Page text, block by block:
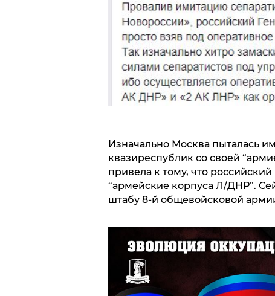
Изначально Москва пыталась
квазиреспублик со своей
привела к тому, что
“армейские корпуса Л/ДНР”.
штабу 8-й общевойсковой